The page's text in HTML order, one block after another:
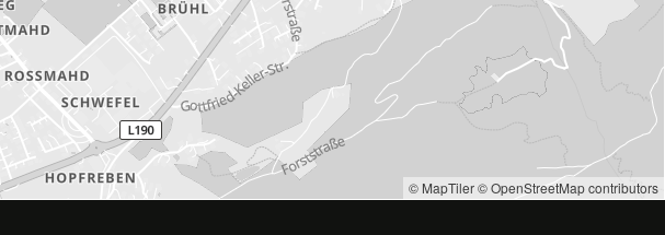
© MapTiler© OpenStreetMap contributors